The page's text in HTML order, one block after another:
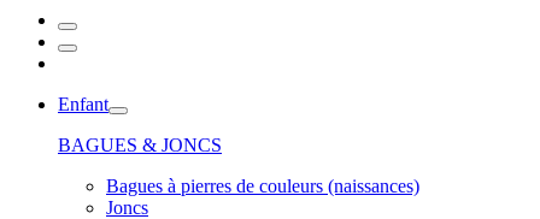
Enfant
BAGUES & JONCS
Bagues à pierres de couleurs (naissances)
Joncs